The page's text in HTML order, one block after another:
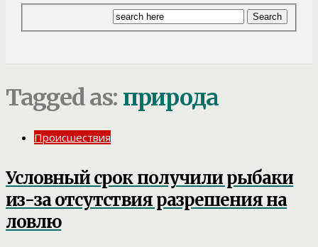
Tagged as: природа
Происшествия
Условный срок получили рыбаки
из-за отсутствия разрешения на
ловлю